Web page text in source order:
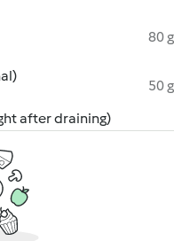
80 g
50 g
after draining)